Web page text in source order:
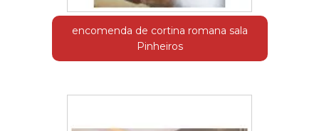
encomenda de cortina romana sala
Pinheiros